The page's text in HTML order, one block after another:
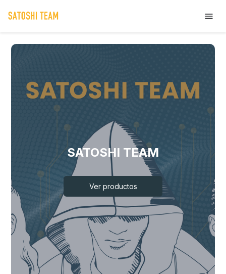
SATOSHI TEAM
Ver productos